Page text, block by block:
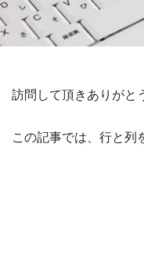
訪問して頂きありがと
この記事では、行と列